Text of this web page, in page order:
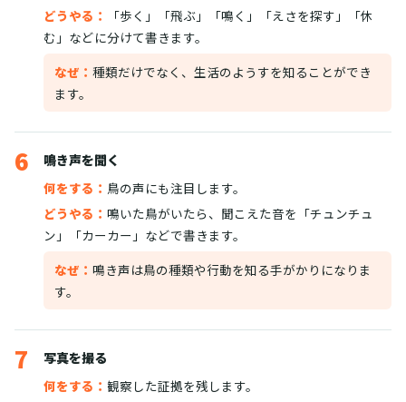
どうやる：
「歩く」「飛ぶ」「鳴く」「えさを探す」「休
む」などに分けて書きます。
なぜ： 種類だけでなく、生活のようすを知ることができ
ます。
6
鳴き声を聞く
何をする： 鳥の声にも注目します。
どうやる： 鳴いた鳥がいたら、聞こえた音を「チュンチュ
ン」「カーカー」などで書きます。
なぜ： 鳴き声は鳥の種類や行動を知る手がかりになりま
す。
7
写真を撮る
何をする： 観察した証拠を残します。